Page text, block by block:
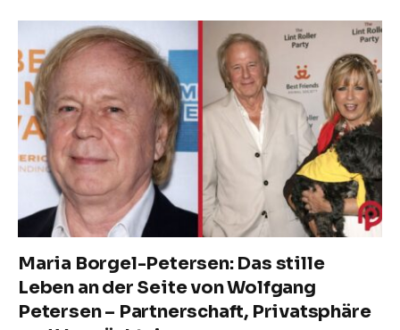
Maria Borgel-Petersen: Das stille
Leben an der Seite von Wolfgang
Petersen – Partnerschaft, Privatsphäre